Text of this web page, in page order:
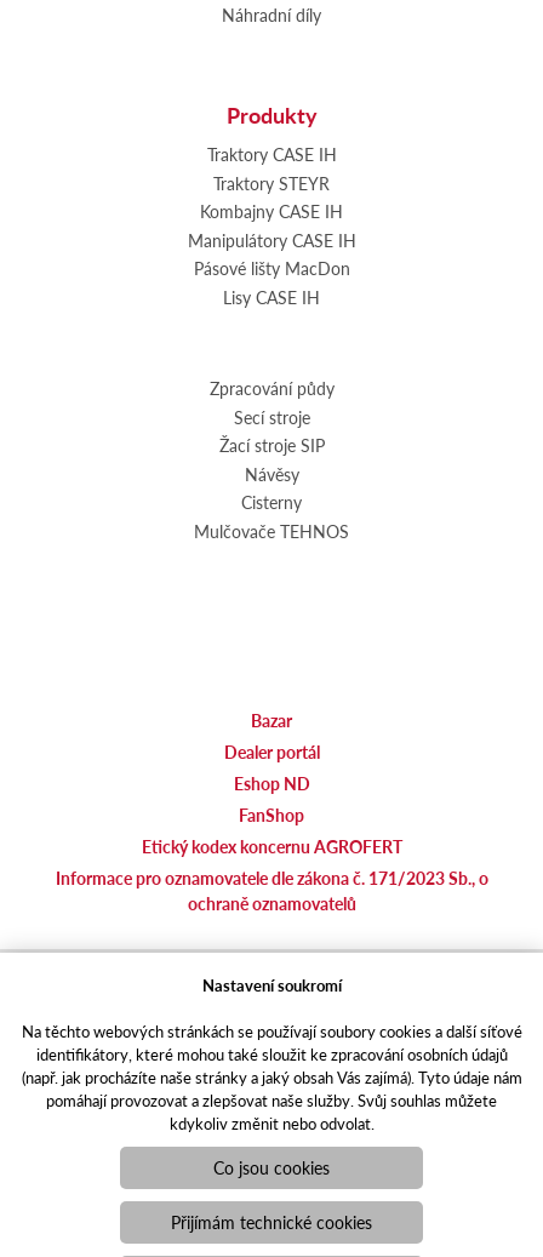
Náhradní díly
Produkty
Traktory CASE IH
Traktory STEYR
Kombajny CASE IH
Manipulátory CASE IH
Pásové lišty MacDon
Lisy CASE IH
Zpracování půdy
Secí stroje
Žací stroje SIP
Návěsy
Cisterny
Mulčovače TEHNOS
Bazar
Dealer portál
Eshop ND
FanShop
Etický kodex koncernu AGROFERT
Informace pro oznamovatele dle zákona č. 171/2023 Sb., o
ochraně oznamovatelů
Responzivní webPuxdesign | agrics.cz © 2021
Toto jsou internetové stránky společnosti AGRI CS a. s., se sídlem
agrotec.cz
portal.caseklub.cz
shop.agrics.cz
traktorbazar.cz
eshop.agrics.cz/cs
a-finance.cz
Nastavení soukromí
Na těchto webových stránkách se používají soubory cookies a další síťové
identifikátory, které mohou také sloužit ke zpracování osobních údajů
(např. jak procházíte naše stránky a jaký obsah Vás zajímá). Tyto údaje nám
pomáhají provozovat a zlepšovat naše služby. Svůj souhlas můžete
kdykoliv změnit nebo odvolat.
Co jsou cookies
Přijímám technické cookies